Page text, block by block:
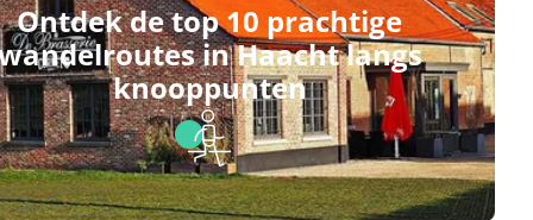
Ontdek de top 10 prachtige
in Haacht langs
knooppunten